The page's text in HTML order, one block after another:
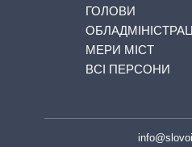
ГОЛОВИ
МЕРИ МІСТ
ВСІ ПЕРСОНИ